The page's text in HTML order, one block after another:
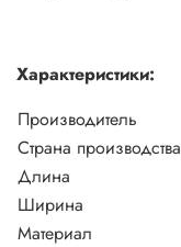
Характеристики:
Производитель
Страна производства
Длина
Ширина
Материал